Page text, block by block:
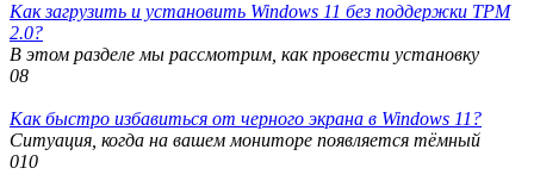
Как загрузить и установить Windows 11 без поддержки TPM
2.0?
В этом разделе мы рассмотрим, как провести установку
08
Как быстро избавиться от черного экрана в Windows 11?
Ситуация, когда на вашем мониторе появляется тёмный
010